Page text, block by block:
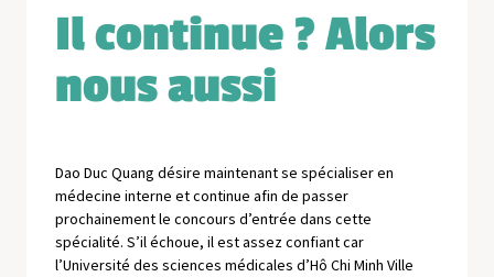
Il continue ? Alors
nous aussi
Dao Duc Quang désire maintenant se spécialiser en
médecine interne et continue afin de passer
prochainement le concours d’entrée dans cette
spécialité. S’il échoue, il est assez confiant car
l’Université des sciences médicales d’Hô Chi Minh Ville